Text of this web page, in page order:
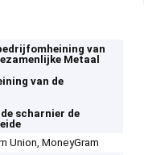
van
Metaal
van de
scharnier de
Union, MoneyGram